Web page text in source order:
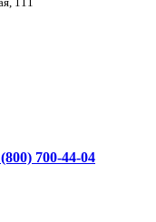
700-44-04